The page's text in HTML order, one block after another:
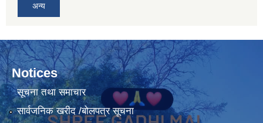
अन्य
Notices
सूचना तथा समाचार
सार्वजनिक खरीद /बोलपत्र सूचना